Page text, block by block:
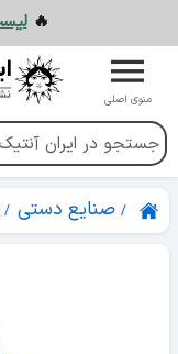
🔥
منوی اصلی
صنایع دستی